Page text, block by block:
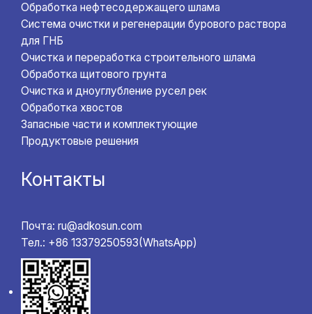
Обработка нефтесодержащего шлама
Система очистки и регенерации бурового раствора
для ГНБ
Очистка и переработка строительного шлама
Обработка щитового грунта
Очистка и дноуглубление русел рек
Обработка хвостов
Запасные части и комплектующие
Продуктовые решения
Контакты
Почта: ru@adkosun.com
Тел.: +86 13379250593(WhatsApp)